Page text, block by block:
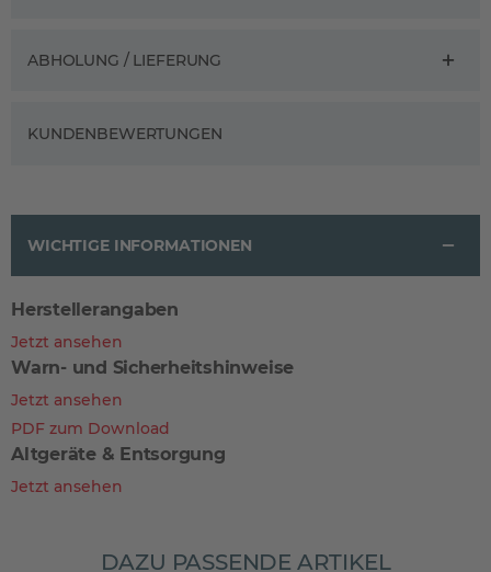
ABHOLUNG / LIEFERUNG
KUNDENBEWERTUNGEN
WICHTIGE INFORMATIONEN
Herstellerangaben
Jetzt ansehen
Warn- und Sicherheitshinweise
Jetzt ansehen
PDF zum Download
Altgeräte & Entsorgung
Jetzt ansehen
DAZU PASSENDE ARTIKEL